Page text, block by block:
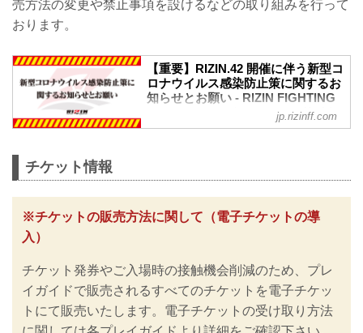
RIZIN MMAルール：5分3R（71.0kg）
伊澤星花 vs. 山本美憂
RIZIN MMAルール：5分3R（49.0kg）
伊澤星花...
売方法の変更や禁止事項を設けるなどの取り組みを行って
おります。
【重要】RIZIN.42 開催に伴う新型コ
ロナウイルス感染防止策に関するお
知らせとお願い - RIZIN FIGHTING
FEDERATION オフィシャルサイト
RIZINではイベント開催に際し、日本スポ
ーツ協会が作成した「スポーツイベント
の再開に向けた感染拡大予防ガイドライ
ン」に基づき、新型コロナウイルス感染
るなど、新たな取り組みを行いますので
ご案内いたします。
皆さまには大変ご不便をおかけいたしま
すが、安心してご来場・ご観戦いただけ
jp.rizinff.com
チケット情報
※チケットの販売方法に関して（電子チケットの導
入）
チケット発券やご入場時の接触機会削減のため、プレ
イガイドで販売されるすべてのチケットを電子チケッ
トにて販売いたします。電子チケットの受け取り方法